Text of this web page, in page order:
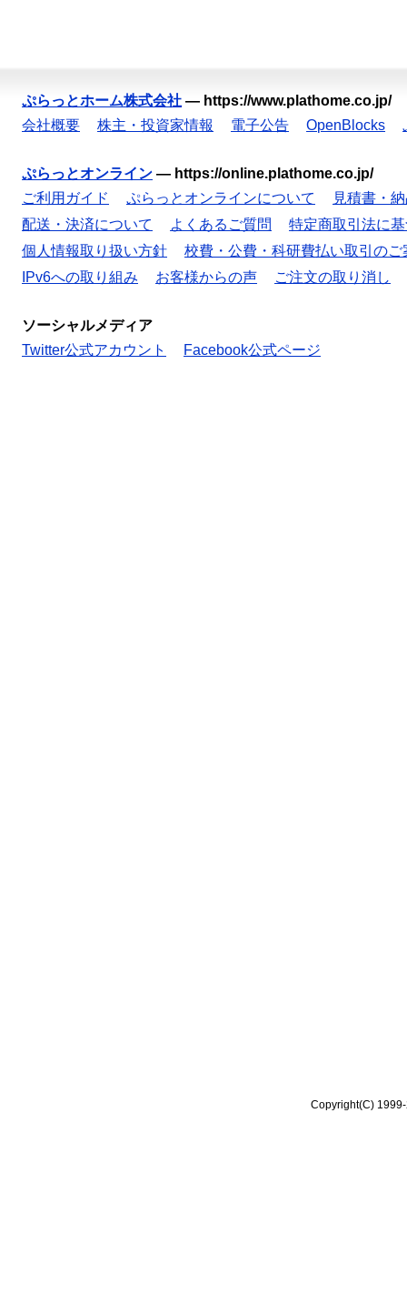
ぷらっとホーム株式会社 — https://www.plathome.co.jp/
会社概要
株主・投資家情報 電子公告 OpenBlocks
ぷらっとオンライン — https://online.plathome.co.jp/
ご利用ガイド
ぷらっとオンラインについて
見積書・
配送・決済について
よくあるご質問
特定商取引法に
個人情報取り扱い方針
校費・公費・科研費払い取引のご
IPv6への取り組み
お客様からの声 ご注文の取り消し
ソーシャルメディア
Twitter公式アカウント
Facebook公式ページ
Copyright(C)